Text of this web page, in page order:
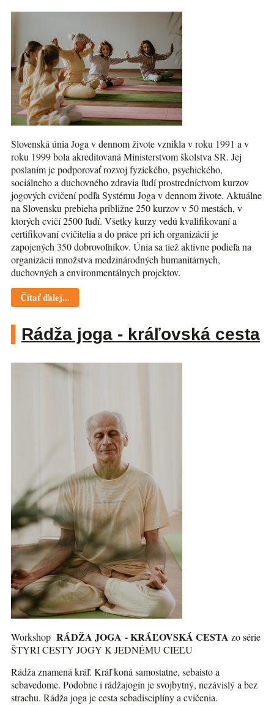
Slovenská únia Joga v dennom živote vznikla v roku 1991 a v
roku 1999 bola akreditovaná Ministerstvom školstva SR. Jej
poslaním je podporovať rozvoj fyzického, psychického,
sociálneho a duchovného zdravia ľudí prostredníctvom kurzov
jogových cvičení podľa Systému Joga v dennom živote. Aktuálne
na Slovensku prebieha približne 250 kurzov v 50 mestách, v
ktorých cvičí 2500 ľudí. Všetky kurzy vedú kvalifikovaní a
certifikovaní cvičitelia a do práce pri ich organizácii je
zapojených 350 dobrovoľníkov. Únia sa tiež aktívne podieľa na
organizácii množstva medzinárodných humanitárnych,
duchovných a environmentálnych projektov.
Čítať ďalej...
Rádža joga - kráľovská cesta
Workshop RÁDŽA JOGA - KRÁĽOVSKÁ CESTA zo série
ŠTYRI CESTY JOGY K JEDNÉMU CIEĽU
Rádža znamená kráľ. Kráľ koná samostatne, sebaisto a
sebavedome. Podobne i rádžajogín je svojbytný, nezávislý a bez
strachu. Rádža joga je cesta sebadisciplíny a cvičenia.